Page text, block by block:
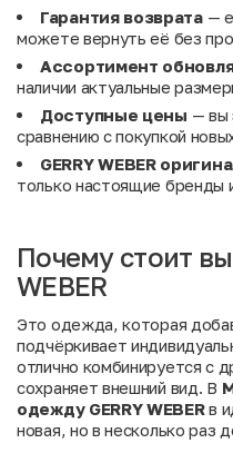
Гарантия возврата—
можете вернуть её без
Ассортимент
наличии актуальные
Доступные цены — вы
сравнению с покупкой
GERRY WEBER
только настоящие бренды
Почему стоит
WEBER
Это одежда, которая
подчёркивает
отлично комбинируется с
сохраняет внешний вид. В
одежду GERRY WEBERв
новая, но в несколько раз